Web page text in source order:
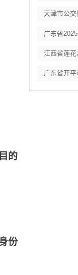
的
份
广东省
广东省开